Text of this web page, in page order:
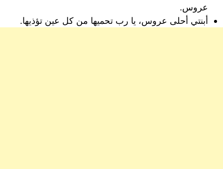
عروس.
أبنتي أحلى عروس، يا رب تحميها من كل عين تؤذيها.